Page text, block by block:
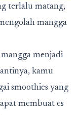
terlalu matang,
mangga
menjadi
kamu
smoothies yang
membuat es